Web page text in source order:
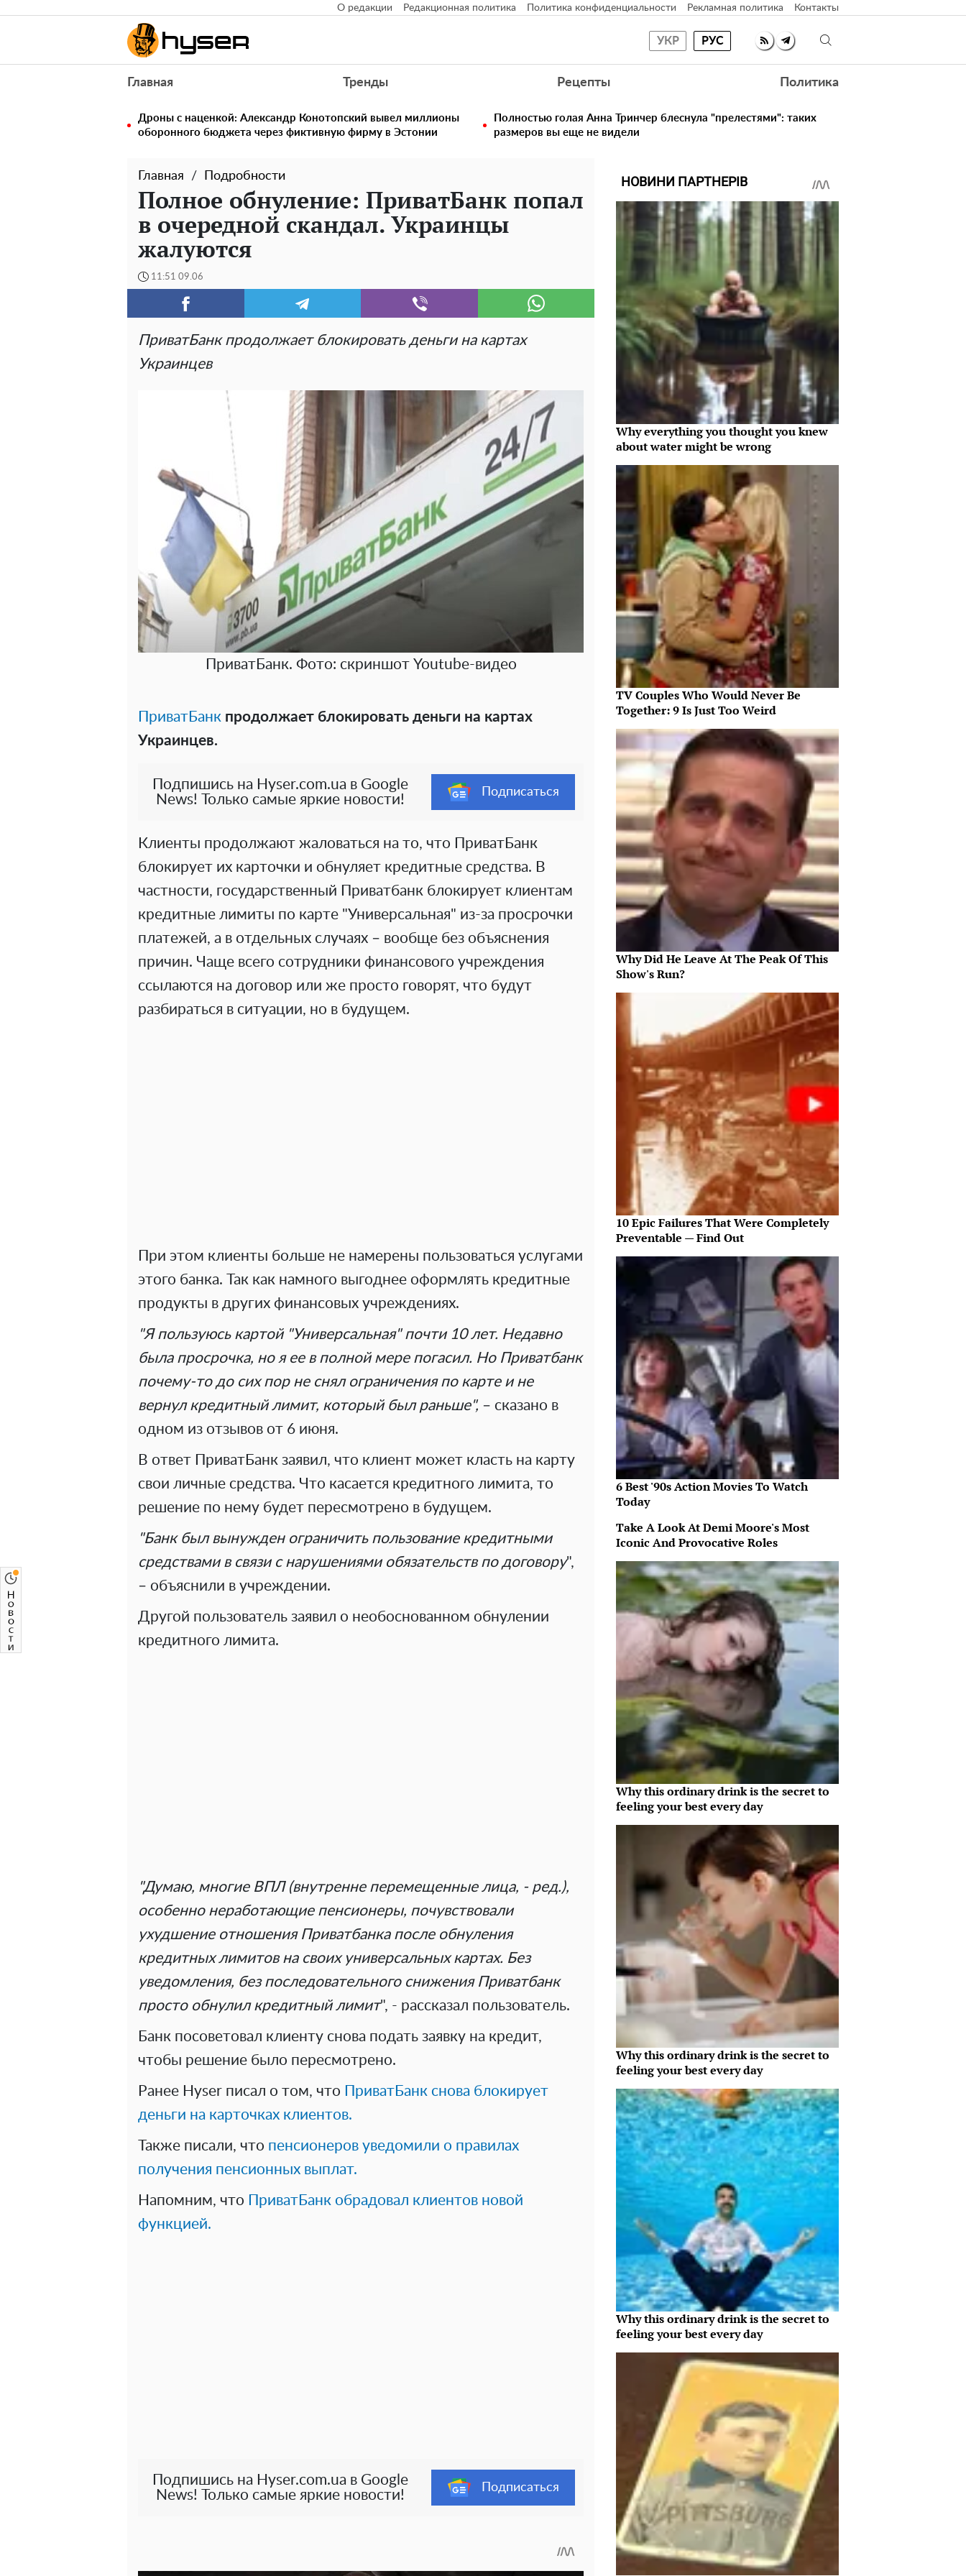
О редакции Редакционная политика Политика конфиденциальности Рекламная политика Контакты
УКР РУС
Главная Тренды Рецепты Политика
Дроны с наценкой: Александр Конотопский вывел миллионы
оборонного бюджета через фиктивную фирму в Эстонии
Полностью голая Анна Тринчер блеснула "прелестями": таких
размеров вы еще не видели
Главная Подробности
Полное обнуление: ПриватБанк попал
в очередной скандал. Украинцы
жалуются
11:51 09.06
ПриватБанк продолжает блокировать деньги на картах
Украинцев
ПриватБанк. Фото: скриншот Youtube-видео
ПриватБанк продолжает блокировать деньги на картах
Украинцев.
Подпишись на Hyser.com.ua в Google
News! Только самые яркие новости!
Подписаться
Клиенты продолжают жаловаться на то, что ПриватБанк
блокирует их карточки и обнуляет кредитные средства. В
частности, государственный Приватбанк блокирует клиентам
кредитные лимиты по карте "Универсальная" из-за просрочки
платежей, а в отдельных случаях – вообще без объяснения
причин. Чаще всего сотрудники финансового учреждения
ссылаются на договор или же просто говорят, что будут
разбираться в ситуации, но в будущем.
При этом клиенты больше не намерены пользоваться услугами
этого банка. Так как намного выгоднее оформлять кредитные
продукты в других финансовых учреждениях.
"Я пользуюсь картой "Универсальная" почти 10 лет. Недавно
была просрочка, но я ее в полной мере погасил. Но Приватбанк
почему-то до сих пор не снял ограничения по карте и не
вернул кредитный лимит, который был раньше", – сказано в
одном из отзывов от 6 июня.
В ответ ПриватБанк заявил, что клиент может класть на карту
свои личные средства. Что касается кредитного лимита, то
решение по нему будет пересмотрено в будущем.
"Банк был вынужден ограничить пользование кредитными
средствами в связи с нарушениями обязательств по договору",
– объяснили в учреждении.
Другой пользователь заявил о необоснованном обнулении
кредитного лимита.
"Думаю, многие ВПЛ (внутренне перемещенные лица, - ред.),
особенно неработающие пенсионеры, почувствовали
ухудшение отношения Приватбанка после обнуления
кредитных лимитов на своих универсальных картах. Без
уведомления, без последовательного снижения Приватбанк
просто обнулил кредитный лимит", - рассказал пользователь.
Банк посоветовал клиенту снова подать заявку на кредит,
чтобы решение было пересмотрено.
Ранее Hyser писал о том, что
ПриватБанк снова блокирует
деньги на карточках клиентов.
Также писали, что пенсионеров уведомили о правилах
получения пенсионных выплат.
Напомним, что
ПриватБанк обрадовал клиентов новой
функцией.
Подпишись на Hyser.com.ua в Google
News! Только самые яркие новости!
Подписаться
НОВИНИ ПАРТНЕРІВ
Why everything you thought you knew
about water might be wrong
TV Couples Who Would Never Be
Together: 9 Is Just Too Weird
Why Did He Leave At The Peak Of This
Show's Run?
10 Epic Failures That Were Completely
Preventable — Find Out
6 Best '90s Action Movies To Watch
Today
Take A Look At Demi Moore's Most
Iconic And Provocative Roles
Why this ordinary drink is the secret to
feeling your best every day
Why this ordinary drink is the secret to
feeling your best every day
Why this ordinary drink is the secret to
feeling your best every day